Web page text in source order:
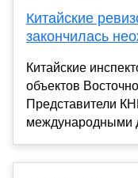
Китайские
закончилась
Китайские
объектов
Представители
международными